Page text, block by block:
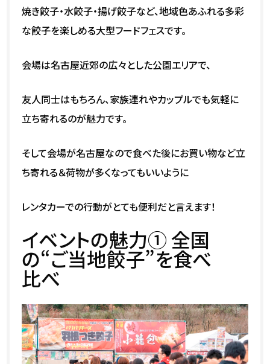
焼き餃子・水餃子・揚げ餃子など、地域色あふれる多彩
な餃子を楽しめる大型フードフェスです。
会場は名古屋近郊の広々とした公園エリアで、
友人同士はもちろん、家族連れやカップルでも気軽に
立ち寄れるのが魅力です。
そして会場が名古屋なので食べた後にお買い物など立
ち寄れる＆荷物が多くなってもいいように
レンタカーでの行動がとても便利だと言えます！
イベントの魅力① 全国
の“ご当地餃子”を食べ
比べ